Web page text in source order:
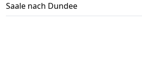
Saale nach Dundee